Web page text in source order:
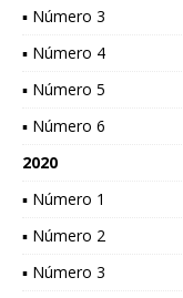
▪ Número 3
▪ Número 4
▪ Número 5
▪ Número 6
2020
▪ Número 1
▪ Número 2
▪ Número 3